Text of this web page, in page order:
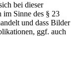
bei dieser
im Sinne des § 23
und dass Bilder
ggf. auch